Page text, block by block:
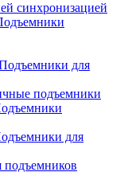
синхронизацией
для
подъемники
для